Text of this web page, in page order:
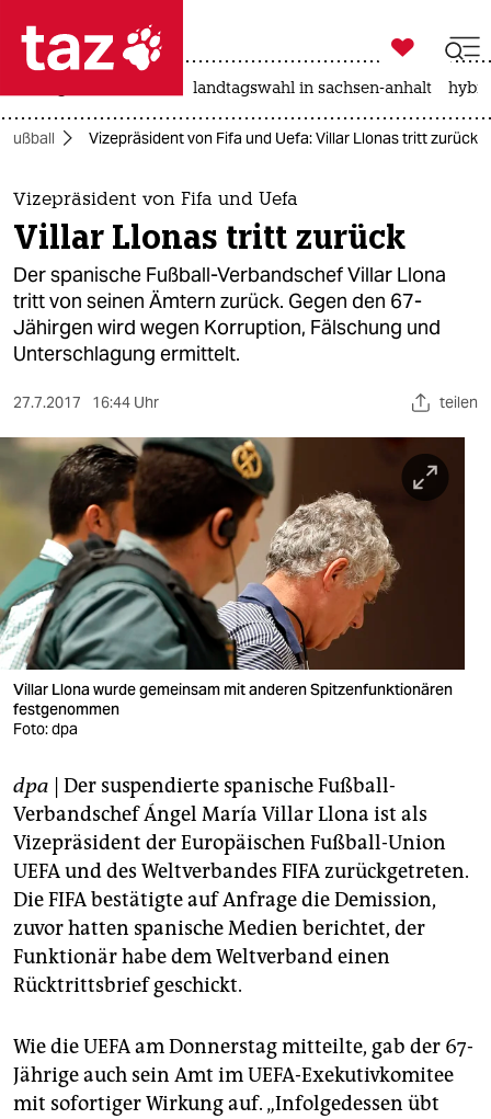
 taz zahl ich
taz zahl ich
themen
politik
öko
gesellschaft
kultur
sport
berlin
nord
wahrheit
verlag
verlag
veranstaltungen
fragen & hilfe
unterstützen
abo
genossenschaft
epaper login

taz zahl ich
landtagswahl in sachsen-anhalt
Fußball Vizepräsident von Fifa und Uefa: Villar Llonas tritt zurück
Vizepräsident von Fifa und Uefa
Villar Llonas tritt zurück
Der spanische Fußball-Verbandschef Villar Llona
tritt von seinen Ämtern zurück. Gegen den 67-
Jähirgen wird wegen Korruption, Fälschung und
Unterschlagung ermittelt.
27.7.2017 16:44 Uhr teilen
Villar Llona wurde gemeinsam mit anderen Spitzenfunktionären
festgenommen
Foto: dpa
dpa | Der suspendierte spanische Fußball-
Verbandschef Ángel María Villar Llona ist als
Vizepräsident der Europäischen Fußball-Union
UEFA und des Weltverbandes FIFA zurückgetreten.
Die FIFA bestätigte auf Anfrage die Demission,
zuvor hatten spanische Medien berichtet, der
Funktionär habe dem Weltverband einen
Rücktrittsbrief geschickt.
Wie die UEFA am Donnerstag mitteilte, gab der 67-
Jährige auch sein Amt im UEFA-Exekutivkomitee
mit sofortiger Wirkung auf. „Infolgedessen übt